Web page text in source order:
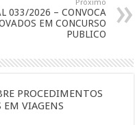
Próximo
033/2026 – CONVOCA
EM CONCURSO
PUBLICO
PROCEDIMENTOS
EM VIAGENS